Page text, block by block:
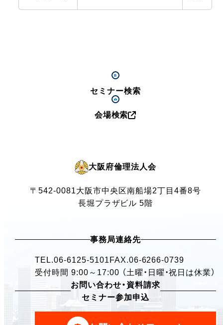
セミナー検索
会場検索
大阪府倫理法人会
〒542-0081大阪市中央区南船場2丁目4番8号
長堀プラザビル 5階
事務局連絡先
TEL.06-6125-5101 FAX.06-6266-0739
受付時間 9:00～17:00 （土曜・日曜・祝日は休業）
お問い合わせ・資料請求
セミナー参加申込